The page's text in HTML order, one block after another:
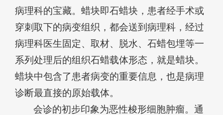
病理科的宝藏。蜡块即石蜡块，患者经手术或
穿刺取下的病变组织，都会送到病理科，经过
病理科医生固定、取材、脱水、石蜡包埋等一
系列处理后的组织石蜡载体形态，就是蜡块。
蜡块中包含了患者病变的重要信息，也是病理
诊断最直接的原始载体。
会诊的初步印象为恶性梭形细胞肿瘤。通